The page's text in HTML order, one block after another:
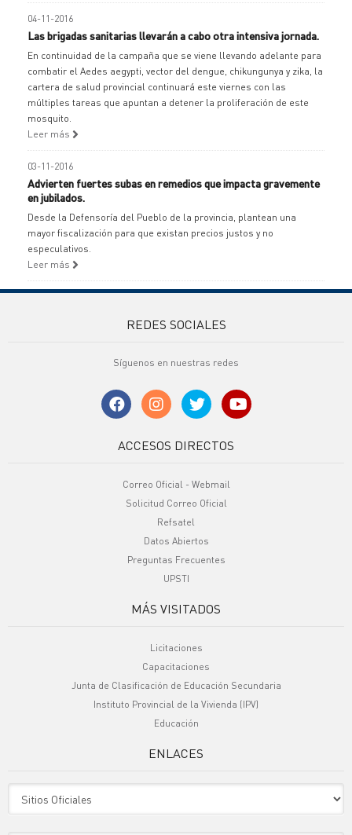
04-11-2016
Las brigadas sanitarias llevarán a cabo otra intensiva jornada.
En continuidad de la campaña que se viene llevando adelante para
combatir el Aedes aegypti, vector del dengue, chikungunya y zika, la
cartera de salud provincial continuará este viernes con las
múltiples tareas que apuntan a detener la proliferación de este
mosquito.
Leer más
03-11-2016
Advierten fuertes subas en remedios que impacta gravemente
en jubilados.
Desde la Defensoría del Pueblo de la provincia, plantean una
mayor fiscalización para que existan precios justos y no
especulativos.
Leer más
REDES SOCIALES
Síguenos en nuestras redes
ACCESOS DIRECTOS
Correo Oficial - Webmail
Solicitud Correo Oficial
Refsatel
Datos Abiertos
Preguntas Frecuentes
UPSTI
MÁS VISITADOS
Licitaciones
Capacitaciones
Junta de Clasificación de Educación Secundaria
Instituto Provincial de la Vivienda (IPV)
Educación
ENLACES